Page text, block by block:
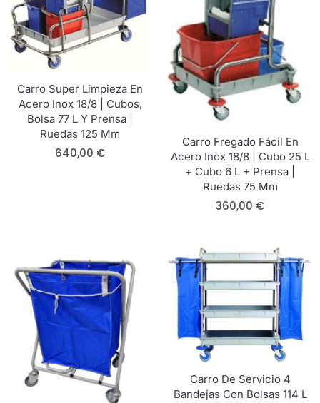
Carro Super Limpieza En
Acero Inox 18/8 | Cubos,
Bolsa 77 L Y Prensa |
Ruedas 125 Mm
640,00 €
Carro Fregado Fácil En
Acero Inox 18/8 | Cubo 25 L
+ Cubo 6 L + Prensa |
Ruedas 75 Mm
360,00 €
Carro De Servicio 4
Bandejas Con Bolsas 114 L